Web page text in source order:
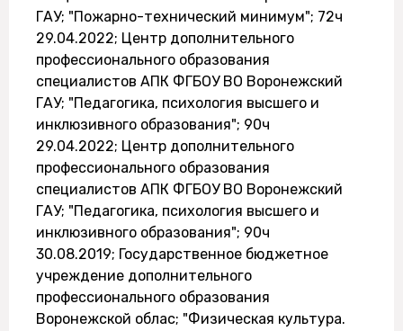
ГАУ; "Пожарно-технический минимум"; 72ч
29.04.2022; Центр дополнительного
профессионального образования
специалистов АПК ФГБОУ ВО Воронежский
ГАУ; "Педагогика, психология высшего и
инклюзивного образования"; 90ч
29.04.2022; Центр дополнительного
профессионального образования
специалистов АПК ФГБОУ ВО Воронежский
ГАУ; "Педагогика, психология высшего и
инклюзивного образования"; 90ч
30.08.2019; Государственное бюджетное
учреждение дополнительного
профессионального образования
Воронежской облас; "Физическая культура.